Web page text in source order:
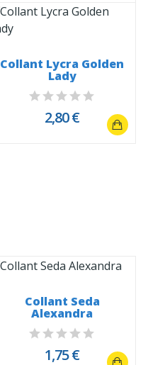
Collant Lycra Golden
Lady
2,80 €
Collant Seda
Alexandra
1,75 €